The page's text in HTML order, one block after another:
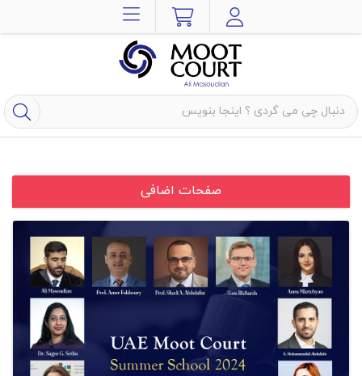
صفحات اضافی